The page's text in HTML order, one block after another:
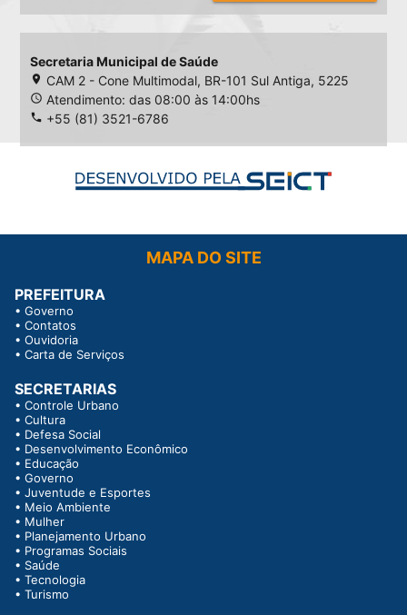
Secretaria Municipal de Saúde
place CAM 2 - Cone Multimodal, BR-101 Sul Antiga, 5225
access_time Atendimento: das 08:00 às 14:00hs
phone +55 (81) 3521-6786
MAPA DO SITE
PREFEITURA
• Governo
• Contatos
• Ouvidoria
• Carta de Serviços
SECRETARIAS
• Controle Urbano
• Cultura
• Defesa Social
• Desenvolvimento Econômico
• Educação
• Governo
• Juventude e Esportes
• Meio Ambiente
• Mulher
• Planejamento Urbano
• Programas Sociais
• Saúde
• Tecnologia
• Turismo